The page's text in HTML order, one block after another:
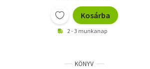
Kosárba
2 - 3 munkanap
KÖNYV